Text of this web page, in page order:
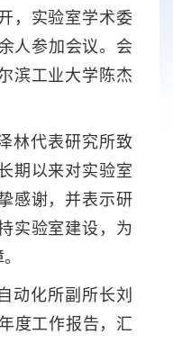
，实验室学术委
人参加会议。会
滨工业大学陈杰
林代表研究所致
期以来对实验室
感谢，并表示研
实验室建设，为
动化所副所长刘
度工作报告，汇